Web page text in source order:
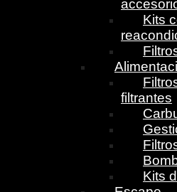
Kits
filtrantes
Kits